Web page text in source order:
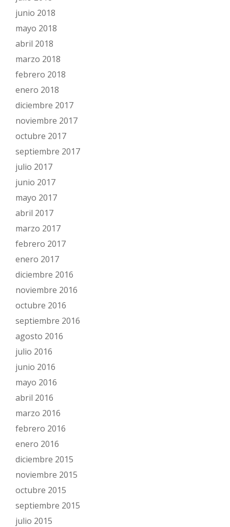
junio 2018
mayo 2018
abril 2018
marzo 2018
febrero 2018
enero 2018
diciembre 2017
noviembre 2017
octubre 2017
septiembre 2017
julio 2017
junio 2017
mayo 2017
abril 2017
marzo 2017
febrero 2017
enero 2017
diciembre 2016
noviembre 2016
octubre 2016
septiembre 2016
agosto 2016
julio 2016
junio 2016
mayo 2016
abril 2016
marzo 2016
febrero 2016
enero 2016
diciembre 2015
noviembre 2015
octubre 2015
septiembre 2015
julio 2015